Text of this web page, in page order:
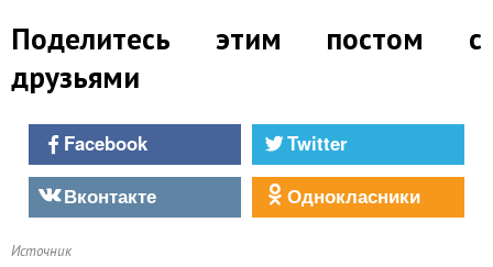
Поделитесь этим постом с
друзьями
Facebook
Twitter
Вконтакте
Однокласники
Источник